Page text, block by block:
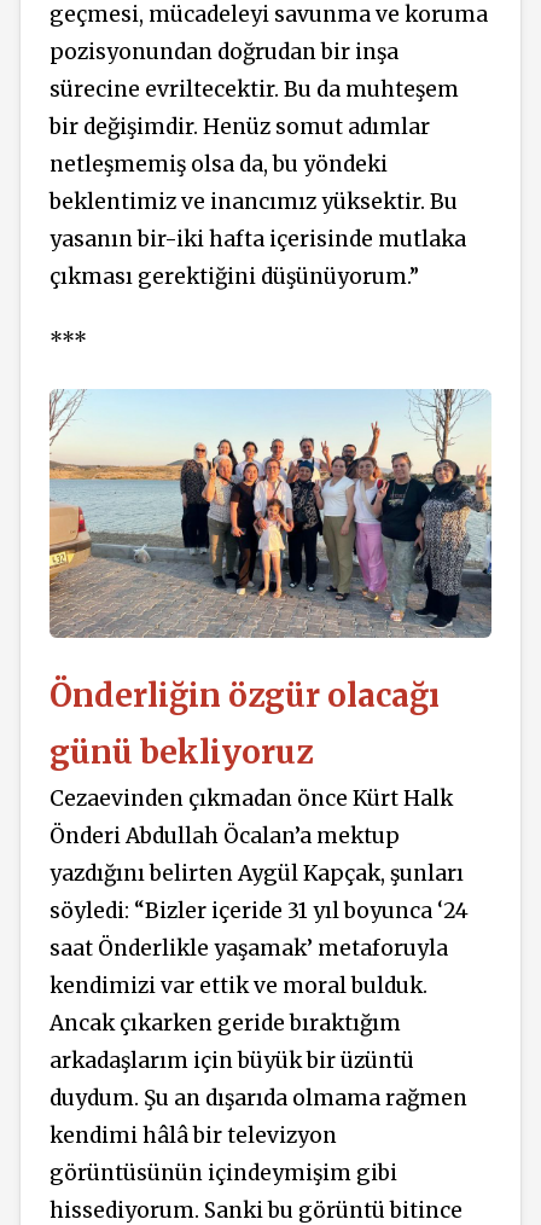
geçmesi, mücadeleyi savunma ve koruma
pozisyonundan doğrudan bir inşa
sürecine evriltecektir. Bu da muhteşem
bir değişimdir. Henüz somut adımlar
netleşmemiş olsa da, bu yöndeki
beklentimiz ve inancımız yüksektir. Bu
yasanın bir-iki hafta içerisinde mutlaka
çıkması gerektiğini düşünüyorum.”
***
Önderliğin özgür olacağı
günü bekliyoruz
Cezaevinden çıkmadan önce Kürt Halk
Önderi Abdullah Öcalan’a mektup
yazdığını belirten Aygül Kapçak, şunları
söyledi: “Bizler içeride 31 yıl boyunca ‘24
saat Önderlikle yaşamak’ metaforuyla
kendimizi var ettik ve moral bulduk.
Ancak çıkarken geride bıraktığım
arkadaşlarım için büyük bir üzüntü
duydum. Şu an dışarıda olmama rağmen
kendimi hâlâ bir televizyon
görüntüsünün içindeymişim gibi
hissediyorum. Sanki bu görüntü bitince